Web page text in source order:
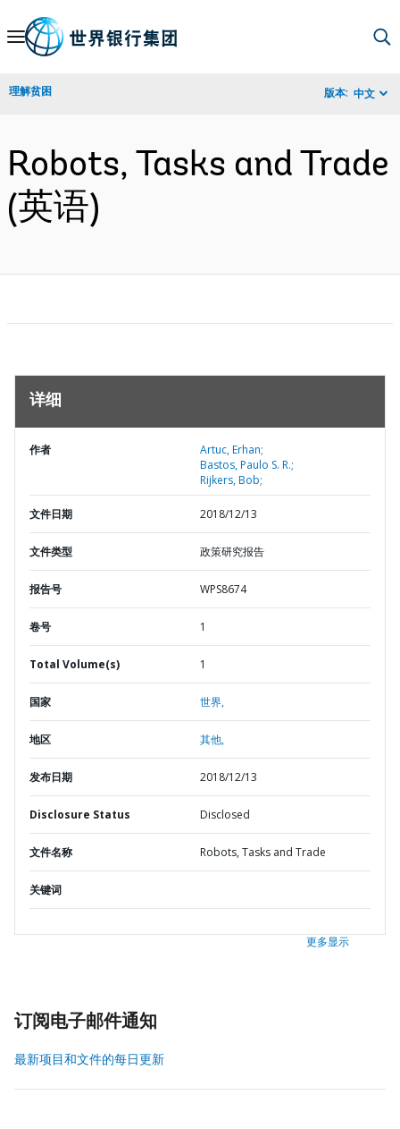
Skip
Navigation
理解贫困 版本: 中文
Robots, Tasks and Trade
(英语)
详细
作者
Artuc, Erhan;
Bastos, Paulo S. R.;
Rijkers, Bob;
文件日期 2018/12/13
文件类型 政策研究报告
报告号 WPS8674
卷号 1
Total Volume(s) 1
国家 世界,
地区 其他,
发布日期 2018/12/13
Disclosure Status Disclosed
文件名称 Robots, Tasks and Trade
关键词
更多显示
订阅电子邮件通知
最新项目和文件的每日更新